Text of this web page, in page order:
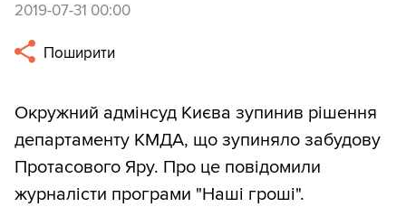
2019-07-31 00:00
Поширити
Окружний адмінсуд Києва зупинив рішення
департаменту КМДА, що зупиняло забудову
Протасового Яру. Про це повідомили
журналісти програми "Наші гроші".